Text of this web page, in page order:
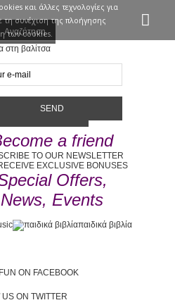
a friend
TO OUR NEWSLETTER
EXCLUSIVE BONUSES
Offers,
News, Events
ON FACEBOOK
US ON TWITTER
Αναζήτηση
στη βαλίτσα
παιδικά βιβλία
και άλλες τεχνολογίες για
τη συνέχιση της πλοήγησης
των cookies.